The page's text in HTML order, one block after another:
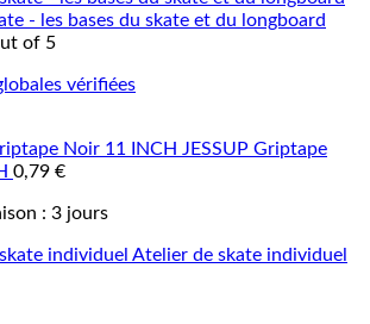
- les bases du skate et du longboard
of 5
vérifiées
JESSUP Griptape
0,79 €
: 3 jours
Atelier de skate individuel